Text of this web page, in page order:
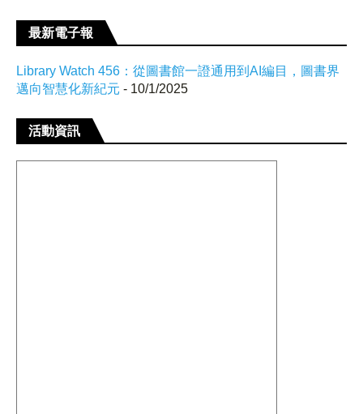
最新電子報
Library Watch 456：從圖書館一證通用到AI編目，圖書界
邁向智慧化新紀元 - 10/1/2025
活動資訊